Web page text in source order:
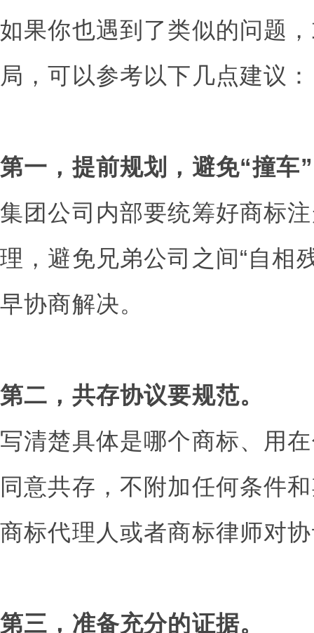
如果你也遇到了类似的问题
局，可以参考以下几点建议：
第一，提前规划，避免“撞车
集团公司内部要统筹好商标
理，避免兄弟公司之间“自相
早协商解决。
第二，共存协议要规范。
写清楚具体是哪个商标、用
同意共存，不附加任何条件
商标代理人或者商标律师对
第三，准备充分的证据。